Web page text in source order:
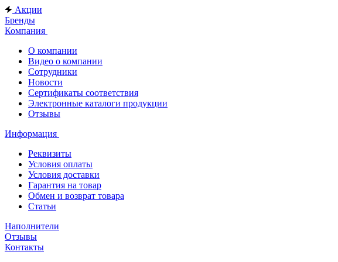
Акции
Бренды
Компания
О компании
Видео о компании
Сотрудники
Новости
Сертификаты соответствия
Электронные каталоги продукции
Отзывы
Информация
Реквизиты
Условия оплаты
Условия доставки
Гарантия на товар
Обмен и возврат товара
Статьи
Наполнители
Отзывы
Контакты